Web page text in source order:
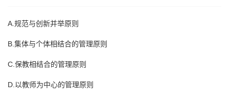
A.规范与创新并举原则
B.集体与个体相结合的管理原则
C.保教相结合的管理原则
D.以教师为中心的管理原则